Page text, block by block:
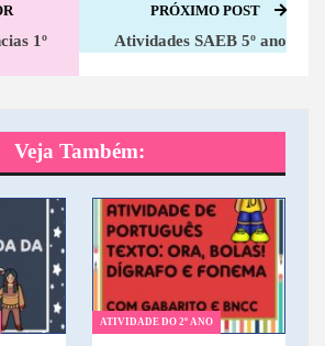
1º
PRÓXIMO POST
Atividades SAEB 5º ano
Veja Também:
ATIVIDADE DO 2º ANO